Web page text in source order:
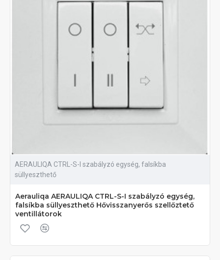
AERAULIQA CTRL-S-I szabályzó egység, falsíkba
süllyeszthető
Aerauliqa AERAULIQA CTRL-S-I szabályzó egység,
falsíkba süllyeszthető Hővisszanyerős szellőztető
ventillátorok